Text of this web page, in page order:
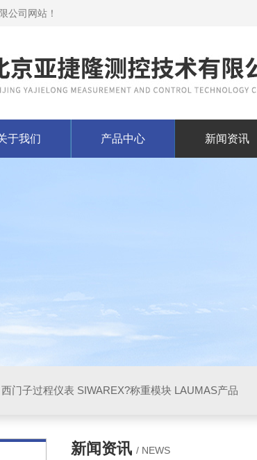
公司网站！
于我们 产品中心 新闻资讯
西门子过程仪表 SIWAREX?称重模块 LAUMAS产品
新闻资讯 / NEWS